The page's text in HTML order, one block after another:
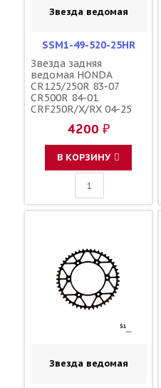
Звезда ведомая
SSM1-49-520-25HR
Звезда задняя
ведомая HONDA
CR125/250R 83-07
CR500R 84-01
CRF250R/X/RX 04-25
зубов 49 / MRP JTR210
1-3559-49
4200 ₽
В КОРЗИНУ
Звезда ведомая